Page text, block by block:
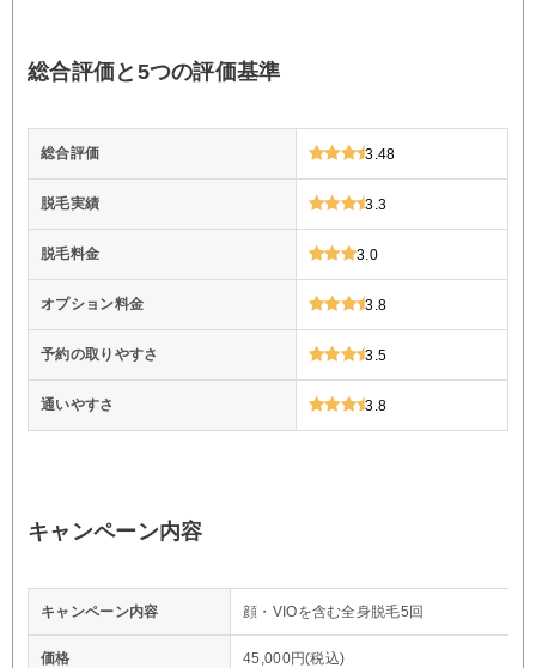
総合評価と5つの評価基準
総合評価 3.48
脱毛実績 3.3
脱毛料金 3.0
オプション料金 3.8
予約の取りやすさ 3.5
通いやすさ 3.8
キャンペーン内容
キャンペーン内容 顔・VIOを含む全身脱毛5回
価格 45,000円(税込)